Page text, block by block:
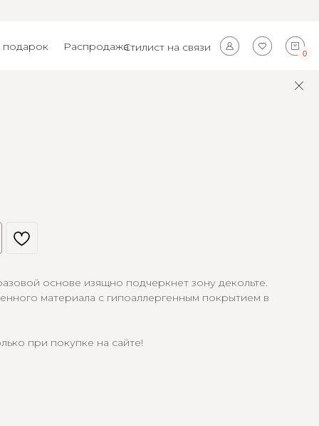
0
Стилист на связи
Распродажа
основе изящно подчеркнет зону декольте.
материала с гипоаллергенным покрытием в
при покупке на сайте!